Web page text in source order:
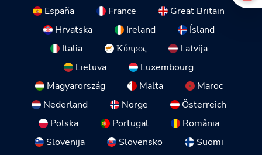
España
France
Great Britain
Hrvatska
Ireland
Ísland
Italia
Κύπρος
Latvija
Lietuva
Luxembourg
Magyarország
Malta
Maroc
Nederland
Norge
Österreich
Polska
Portugal
România
Slovenija
Slovensko
Suomi